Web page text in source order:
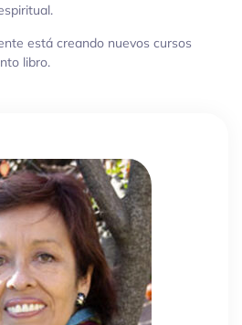
espiritual.
está creando nuevos cursos
libro.